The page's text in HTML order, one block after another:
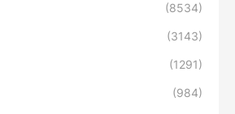
(8534)
(3143)
(1291)
(984)